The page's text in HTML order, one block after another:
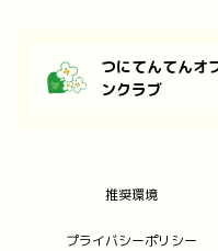
つにてんてんオ
ンクラブ
推奨環境
プライバシーポリシー